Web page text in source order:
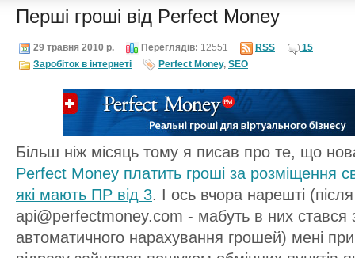
Перші гроші від Perfect Money
29 травня 2010 р. Переглядів: 12551 RSS
15
Заробіток в інтернеті
Perfect Money, SEO
Більш ніж місяць тому я писав про те, що
Perfect Money платить гроші за розміщення
які мають ПР від 3. І ось вчора нарешті
api@perfectmoney.com - мабуть в них стався
автоматичного нарахування грошей) мені